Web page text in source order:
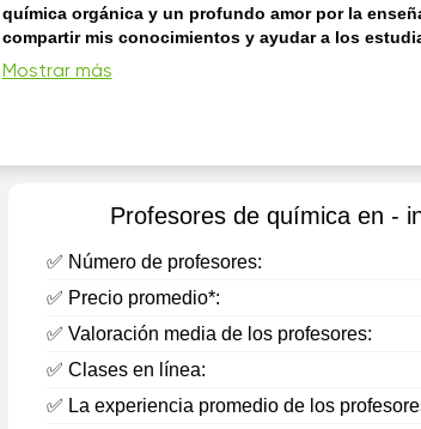
química orgánica y un profundo amor por la
compartir mis conocimientos y ayudar a los
su máximo potencial. ¡Únete a mis clases para
mundo de la bioquímica!
Mostrar más
Profesores de química en -
✅ Número de profesores:
✅ Precio promedio*:
✅ Valoración media de los profesores:
✅ Clases en línea:
✅ La experiencia promedio de los